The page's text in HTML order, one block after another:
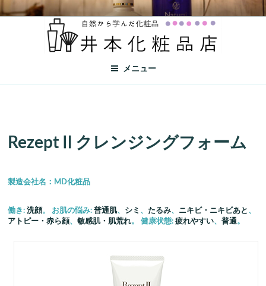
井本化粧品店
自然から学んだ化粧品
メニュー
RezeptⅡ クレンジングフォーム
製造会社名：MD化粧品
働き:洗顔。 お肌の悩み:普通肌、 シミ 、たるみ、 ニキビ・ニキビあと 、
アトピー・赤ら顔、敏感肌・肌荒れ。 健康状態:疲れやすい、普通。